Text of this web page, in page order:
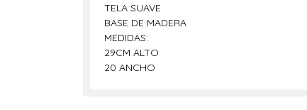
TELA SUAVE
BASE DE MADERA
MEDIDAS:
29CM ALTO
20 ANCHO